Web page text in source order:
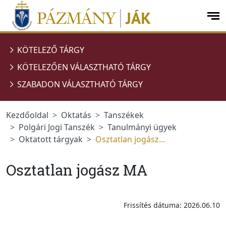
Ugrás a menüre
Ugrás a tartalomra
KÖTELEZŐ TÁRGY
KÖTELEZŐEN VÁLASZTHATÓ TÁRGY
SZABADON VÁLASZTHATÓ TÁRGY
Kezdőoldal Oktatás
Tanszékek
Polgári Jogi Tanszék
Tanulmányi ügyek
Oktatott tárgyak
Osztatlan jogász...
Osztatlan jogász MA
Frissítés dátuma: 2026.06.10